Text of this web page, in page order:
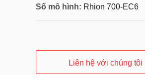
Số mô hình: Rhion 700-EC6
Liên hệ với chúng tôi